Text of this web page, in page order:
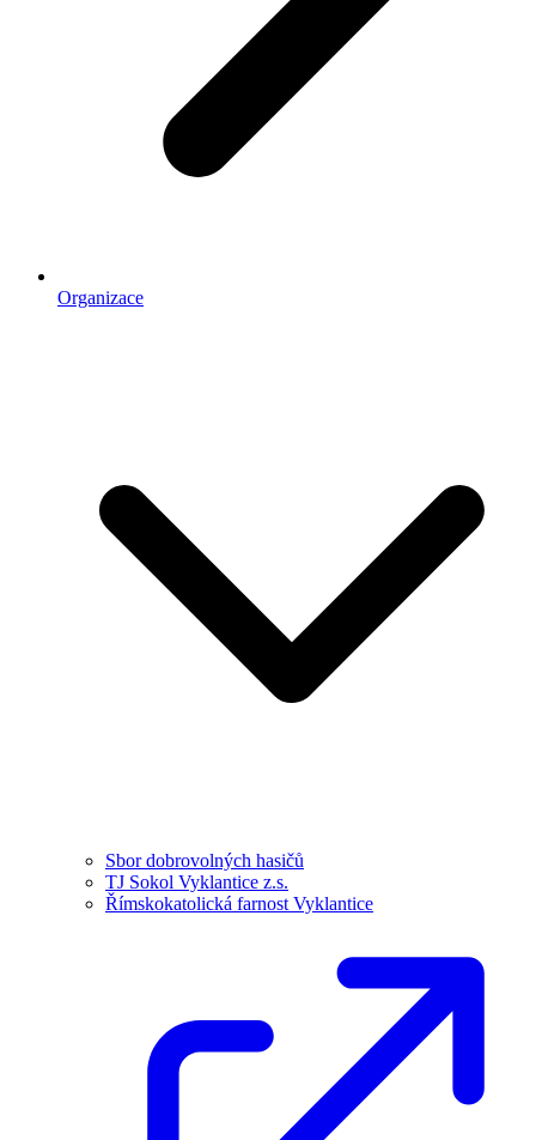
Organizace
Sbor dobrovolných hasičů
TJ Sokol Vyklantice z.s.
Římskokatolická farnost Vyklantice